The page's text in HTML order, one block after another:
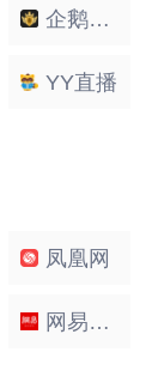
企鹅电竞
YY直播
凤凰网
网易新闻